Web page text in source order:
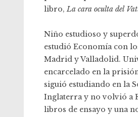
libro,La cara oculta del
Niño estudioso y
estudió Economía con
Madrid y Valladolid.
encarcelado en la
siguió estudiando en la
Inglaterra y no volvió a
libros de ensayo y una